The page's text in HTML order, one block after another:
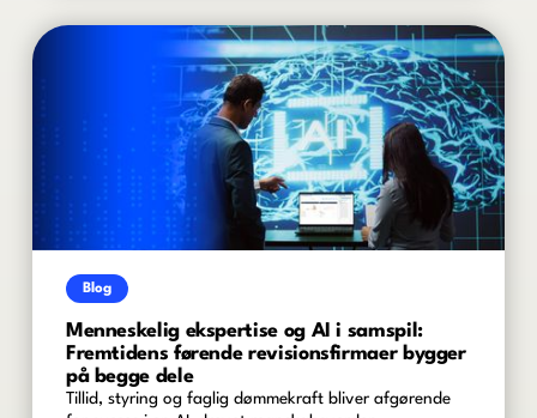
Blog
Menneskelig ekspertise og AI i samspil:
Fremtidens førende revisionsfirmaer bygger
på begge dele
Tillid, styring og faglig dømmekraft bliver afgørende